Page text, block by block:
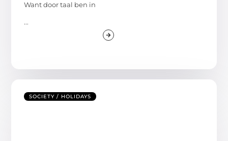
Want door taal ben in
...
SOCIETY / HOLIDAYS